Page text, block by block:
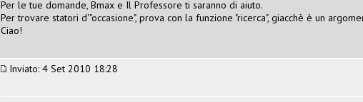
Per le tue domande, Bmax e Il Professore ti saranno di aiuto.
Per trovare statori d'"occasione", prova con la funzione "ricerca", giacchè è un
Ciao!
Inviato: 4 Set 2010 18:28